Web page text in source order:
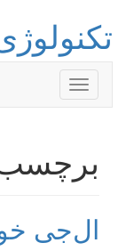
Toggle
navigation
ال‌جی